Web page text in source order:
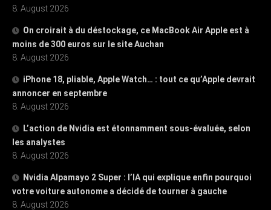
8. August 2026
On croirait à du déstockage, ce MacBook Air Apple est à
moins de 300 euros sur le site Auchan
8. August 2026
iPhone 18, pliable, Apple Watch… : tout ce qu’Apple devrait
annoncer en septembre
8. August 2026
L’action de Nvidia est étonnamment sous-évaluée, selon
les analystes
8. August 2026
Nvidia Alpamayo 2 Super : l’IA qui explique enfin pourquoi
votre voiture autonome a décidé de tourner à gauche
8. August 2026